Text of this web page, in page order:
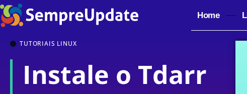
Home
TUTORIAIS LINUX
Instale o Tdarr